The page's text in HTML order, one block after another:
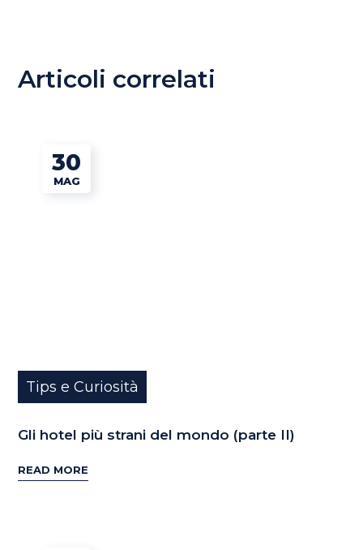
Articoli correlati
30
MAG
Tips e Curiosità
Gli hotel più strani del mondo (parte II)
READ MORE